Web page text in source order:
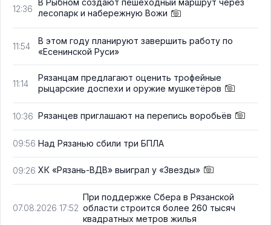
12:36
В Рыбном создают пешеходный маршрут через
лесопарк и набережную Вожи
11:54
В этом году планируют завершить работу по
«Есенинской Руси»
11:14
Рязанцам предлагают оценить трофейные
рыцарские доспехи и оружие мушкетёров
10:36 Рязанцев приглашают на перепись воробьёв
09:56 Над Рязанью сбили три БПЛА
09:26 ХК «Рязань-ВДВ» выиграл у «Звезды»
07.08.2026 17:52
При поддержке Сбера в Рязанской
области строится более 260 тысяч
квадратных метров жилья